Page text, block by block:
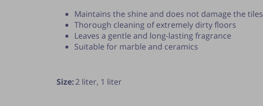
Maintains the shine and does not damage the tiles
Thorough cleaning of extremely dirty floors
Leaves a gentle and long-lasting fragrance
Suitable for marble and ceramics
Size:2 liter, 1 liter